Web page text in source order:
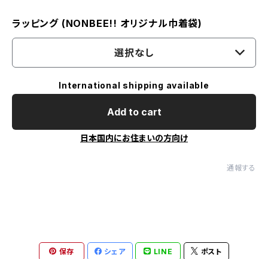
ラッピング (NONBEE!! オリジナル巾着袋)
選択なし
International shipping available
Add to cart
日本国内にお住まいの方向け
通報する
保存 シェア LINE ポスト